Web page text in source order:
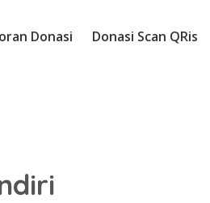
Donasi Donasi Scan QRis